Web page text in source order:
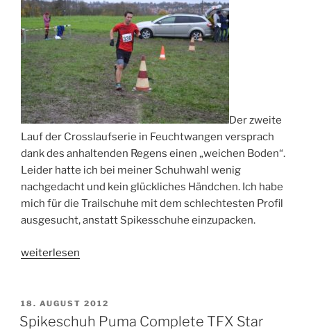
Der zweite
Lauf der Crosslaufserie in Feuchtwangen versprach
dank des anhaltenden Regens einen „weichen Boden“.
Leider hatte ich bei meiner Schuhwahl wenig
nachgedacht und kein glückliches Händchen. Ich habe
mich für die Trailschuhe mit dem schlechtesten Profil
ausgesucht, anstatt Spikesschuhe einzupacken.
„Crosslauf
weiterlesen
VERÖFFENTLICHT
AM
18. AUGUST 2012
Spikeschuh Puma Complete TFX Star